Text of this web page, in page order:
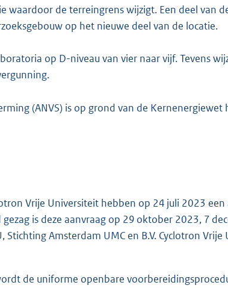
K
b
waardoor de terreingrens wijzigt. Een deel van
op het nieuwe deel van de locatie.
op D-niveau van vier naar vijf. Tevens
(ANVS) is op grond van de Kernenergiewet
Vrije Universiteit hebben op 24 juli 2023
is deze aanvraag op 29 oktober 2023, 7
Amsterdam UMC en B.V. Cyclotron
de uniforme openbare